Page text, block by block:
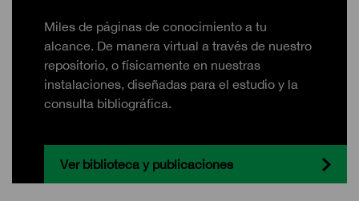
Miles de páginas de conocimiento a tu
alcance. De manera virtual a través de nuestro
repositorio, o físicamente en nuestras
instalaciones, diseñadas para el estudio y la
consulta bibliográfica.
Ver biblioteca y publicaciones